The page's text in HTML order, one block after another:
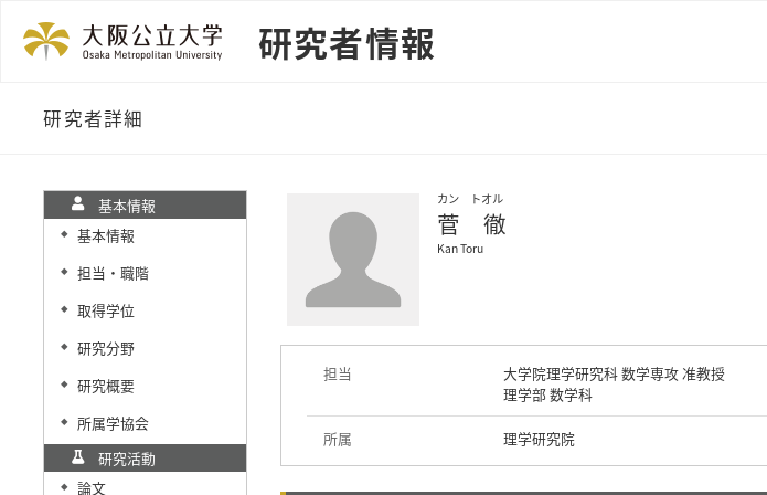
研究者情報
研究者詳細
基本情報
◆ 基本情報
◆ 担当・職階
◆ 取得学位
◆ 研究分野
◆ 研究概要
◆
所属学協会
研究活動
◆ 論文
カン トオル
菅 徹
Kan Toru
担当
大学院理学研究科 数学専攻 准教授
理学部 数学科
所属 理学研究院